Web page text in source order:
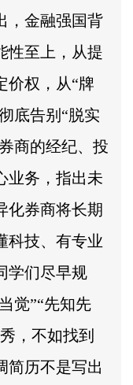
，金融强国背
性至上，从提
价权，从“牌
底告别“脱实
商的经纪、投
业务，指出未
化券商将长期
科技、有专业
学们尽早规
觉”“先知先
，不如找到
简历不是写出